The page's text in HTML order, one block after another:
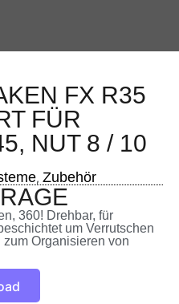
FX R35
FÜR
NUT 8 / 10
, Zubehör
360! Drehbar, für
um Verrutschen
Organisieren von